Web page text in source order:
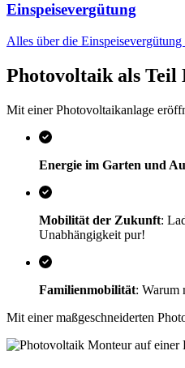
Einspeisevergütung
Alles über die
Photovoltaik als Teil
Mit einer Photovoltaikanlage
Energie im Garten und
Mobilität der Zukunft:
Unabhängigkeit pur!
Familienmobilität: Warum
Mit einer maßgeschneiderten